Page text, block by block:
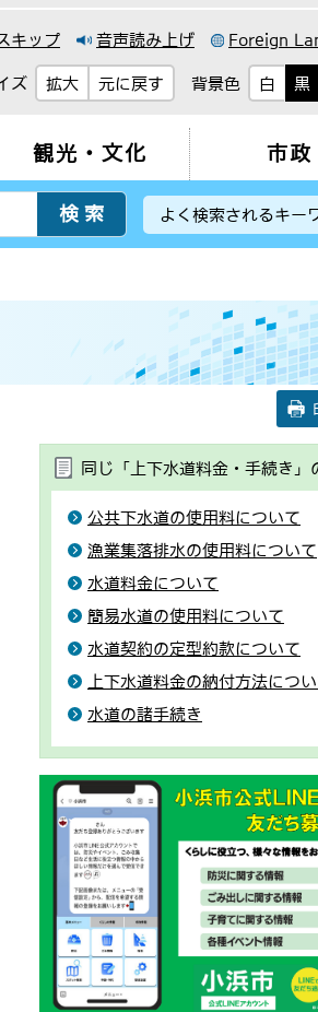
キップ 音声読み上げ Foreign
ズ 拡大 元に戻す 背景色 白 黒
観光・文化 市政
よく検索されるキー
同じ「上下水道料金・手続き」
公共下水道の使用料について
漁業集落排水の使用料について
水道料金について
簡易水道の使用料について
水道契約の定型約款について
上下水道料金の納付方法につ
水道の諸手続き